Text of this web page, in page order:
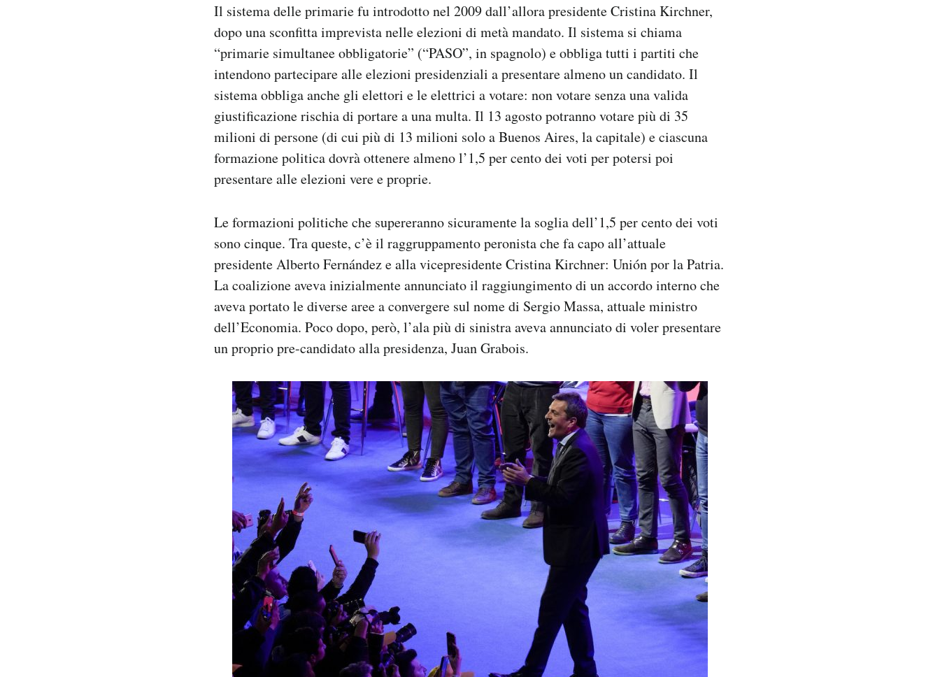
Il sistema delle primarie fu introdotto nel 2009 dall’allora presidente Cristina Kirchner,
dopo una sconfitta imprevista nelle elezioni di metà mandato. Il sistema si chiama
“primarie simultanee obbligatorie” (“PASO”, in spagnolo) e obbliga tutti i partiti che
intendono partecipare alle elezioni presidenziali a presentare almeno un candidato. Il
sistema obbliga anche gli elettori e le elettrici a votare: non votare senza una valida
giustificazione rischia di portare a una multa. Il 13 agosto potranno votare più di 35
milioni di persone (di cui più di 13 milioni solo a Buenos Aires, la capitale) e ciascuna
formazione politica dovrà ottenere almeno l’1,5 per cento dei voti per potersi poi
presentare alle elezioni vere e proprie.
Le formazioni politiche che supereranno sicuramente la soglia dell’1,5 per cento dei voti
sono cinque. Tra queste, c’è il raggruppamento peronista che fa capo all’attuale
presidente Alberto Fernández e alla vicepresidente Cristina Kirchner: Unión por la Patria.
La coalizione aveva inizialmente annunciato il raggiungimento di un accordo interno che
aveva portato le diverse aree a convergere sul nome di Sergio Massa, attuale ministro
dell’Economia. Poco dopo, però, l’ala più di sinistra aveva annunciato di voler presentare
un proprio pre-candidato alla presidenza, Juan Grabois.